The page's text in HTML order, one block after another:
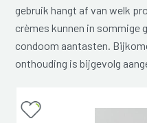
gebruik hangt af van welk
crèmes kunnen in sommige
condoom aantasten.
onthouding is bijgevolg